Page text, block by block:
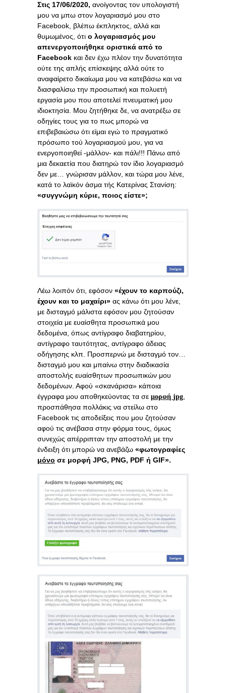
Στις 17/06/2020, ανοίγοντας τον υπολογιστή
μου να μπω στον λογαριασμό μου στο
Facebοοk, βλέπω έκπληκτος, αλλά και
θυμωμένος, ότι ο λογαριασμός μου
απενεργοποιήθηκε οριστικά από το
Facebοοk και δεν έχω πλέον την δυνατότητα
ούτε της απλής επίσκεψης αλλά ούτε το
αναφαίρετο δικαίωμα μου να κατεβάσω και να
διασφαλίσω την προσωπική και πολυετή
εργασία μου που αποτελεί πνευματική μου
ιδιοκτησία. Μου ζητήθηκε δε, να ανατρέξω σε
οδηγίες τους για το πως μπορώ να
επιβεβαιώσω ότι είμαι εγώ το πραγματικό
πρόσωπο τού λογαριασμού μου, για να
ενεργοποιηθεί -μάλλον- και πάλι!!! Πάνω από
μια δεκαετία που διατηρώ τον ίδιο λογαριασμό
δεν με… γνώρισαν μάλλον, και τώρα μου λένε,
κατά το λαϊκόν άσμα τής Κατερίνας Στανίση:
«συγγνώμη κύριε, ποιος είστε»;
Λέω λοιπόν ότι, εφόσον «έχουν το καρπούζι,
έχουν και το μαχαίρι» ας κάνω ότι μου λένε,
με δισταγμό μάλιστα εφόσον μου ζητούσαν
στοιχεία με ευαίσθητα προσωπικά μου
δεδομένα, όπως αντίγραφο διαβατηρίου,
αντίγραφο ταυτότητας, αντίγραφο άδειας
οδήγησης κλπ. Προσπερνώ με δισταγμό τον…
δισταγμό μου και μπαίνω στην διαδικασία
αποστολής ευαίσθητων προσωπικών μου
δεδομένων. Αφού «σκανάρισα» κάποια
έγγραφα μου αποθηκεύοντας τα σε μορφή jpg,
προσπάθησα πολλάκις να στείλω στο
Facebοοk τις αποδείξεις που μου ζητούσαν
αφού τις ανέβασα στην φόρμα τους, όμως
συνεχώς απέρριπταν την αποστολή με την
ένδειξη ότι μπορώ να ανεβάζω «φωτογραφίες
μόνο σε μορφή JPG, PNG, PDF ή GIF».